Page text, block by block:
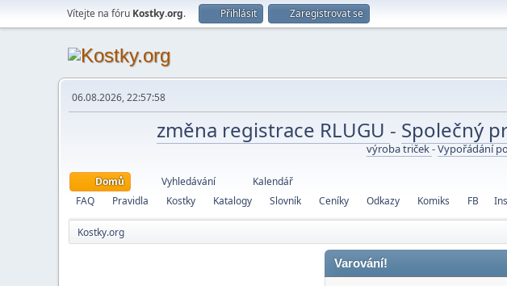
Vítejte na fóru Kostky.org. Přihlásit Zaregistrovat se
06.08.2026, 22:57:58
změna registrace RLUGU - Společný
výroba triček-Vypořádání
Domů Vyhledávání
Kalendář
FAQ
Pravidla Kostky Katalogy Slovník Ceníky Odkazy Komiks FB
Kostky.org
Varování!